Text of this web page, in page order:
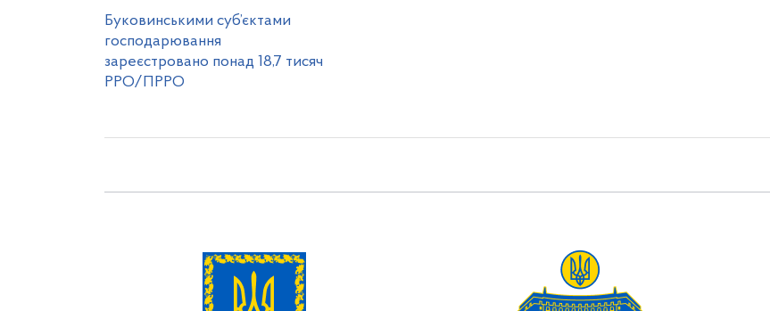
Буковинськими суб’єктами
господарювання
зареєстровано понад 18,7 тисяч
РРО/ПРРО